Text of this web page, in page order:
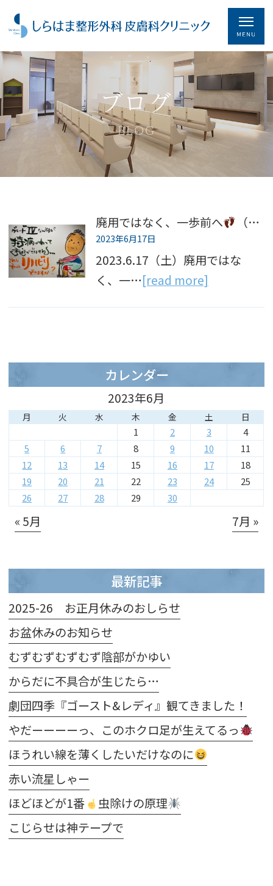
ブログ
BLOG
廃用ではなく、一歩前へ （変形性膝関節症⑩）
2023年6月17日
2023.6.17（土）廃用ではな
く、一…[read more]
カレンダー
2023年6月
月 火 水 木 金 土 日
1 2 3
4
5
6 7 8 9 10
11
12
13 14 15 16 17
18
19
20 21 22 23 24
25
26
27 28 29 30
« 5月 7月 »
最新記事
2025-26 お正月休みのおしらせ
お盆休みのお知らせ
むずむずむずむず陰部がかゆい
からだに不具合が生じたら…
劇団四季『ゴースト&レディ』観てきました！
やだーーーーっ、このホクロ足が生えてるっ
ほうれい線を薄くしたいだけなのに
赤い流星しゃー
ほどほどが1番
虫除けの原理
こじらせは神テープで